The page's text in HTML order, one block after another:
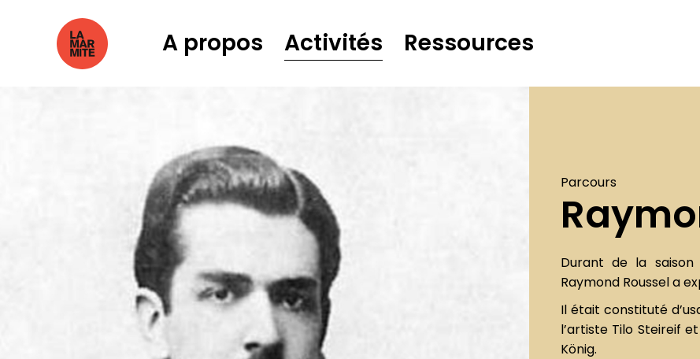
Parcours
Durant de la
Raymond Roussela
Il était constituté
l’artiste Tilo Steireif et
König.
A propos Activités Ressources